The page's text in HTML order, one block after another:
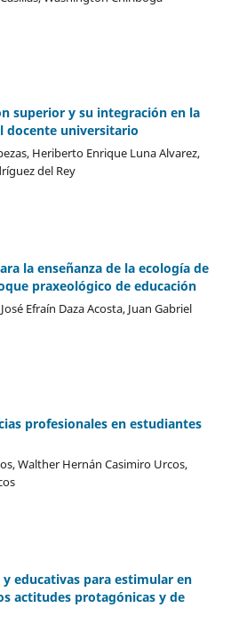
superior y su integración en la
docente universitario
Heriberto Enrique Luna Alvarez,
del Rey
la enseñanza de la ecología de
praxeológico de educación
Efraín Daza Acosta, Juan Gabriel
profesionales en estudiantes
Walther Hernán Casimiro Urcos,
educativas para estimular en
actitudes protagónicas y de